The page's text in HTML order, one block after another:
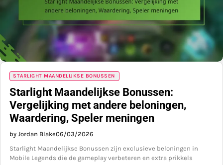
STARLIGHT MAANDELIJKSE BONUSSEN
Starlight Maandelijkse Bonussen:
Vergelijking met andere beloningen,
Waardering, Speler meningen
by Jordan Blake06/03/2026
Starlight Maandelijkse Bonussen zijn exclusieve beloningen in
Mobile Legends die de gameplay verbeteren en extra prikkels